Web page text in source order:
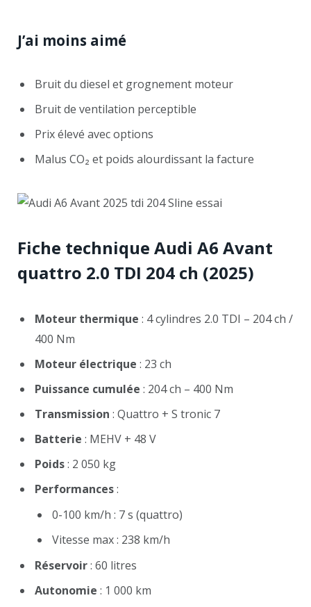
J’ai moins aimé
Bruit du diesel et grognement moteur
Bruit de ventilation perceptible
Prix élevé avec options
Malus CO₂ et poids alourdissant la facture
Fiche technique Audi A6 Avant
quattro 2.0 TDI 204 ch (2025)
Moteur thermique : 4 cylindres 2.0 TDI – 204 ch /
400 Nm
Moteur électrique : 23 ch
Puissance cumulée : 204 ch – 400 Nm
Transmission : Quattro + S tronic 7
Batterie : MEHV + 48 V
Poids: 2 050 kg
Performances:
0-100 km/h : 7 s (quattro)
Vitesse max : 238 km/h
Réservoir: 60 litres
Autonomie : 1 000 km